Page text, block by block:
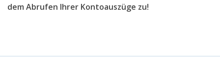
dem Abrufen Ihrer Kontoauszüge zu!